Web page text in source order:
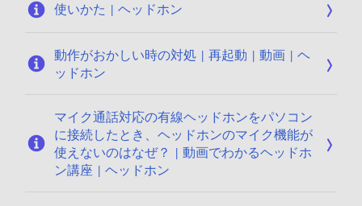
使いかた | ヘッドホン
動作がおかしい時の対処 | 再起動 | 動画 | ヘ
ッドホン
マイク通話対応の有線ヘッドホンをパソコン
に接続したとき、ヘッドホンのマイク機能が
使えないのはなぜ？ | 動画でわかるヘッドホ
ン講座 | ヘッドホン